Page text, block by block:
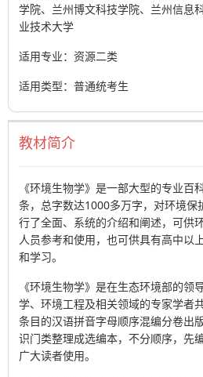
学院、兰州博文科技学院、兰州信息
业技术大学
适用专业：资源二类
适用类型：普通统考生
教材简介
《环境生物学》是一部大型的专业百
条，总字数达1000多万字，对环境保
行了全面、系统的介绍和阐述，可供
人员参考和使用，也可供具有高中以
和学习。
《环境生物学》是在生态环境部的领
学、环境工程及相关领域的专家学者
条目的汉语拼音字母顺序混编分卷出
识门类整理成选编本，不分顺序，先
广大读者使用。